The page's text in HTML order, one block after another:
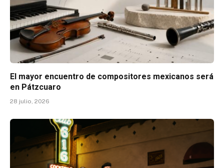
El mayor encuentro de compositores mexicanos será
en Pátzcuaro
28 julio, 2026